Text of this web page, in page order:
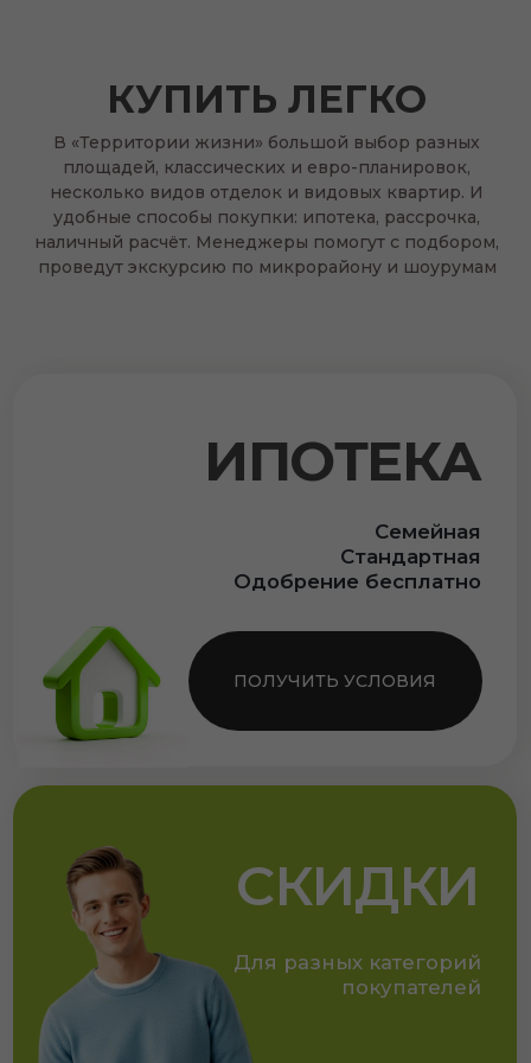
+7 (8412) 203-000
Офис продаж:
Пенза, ул. Героя России Жоги, 3
(напротив ТЦ «Мега»)
РАСПОЛОЖЕНИЕ